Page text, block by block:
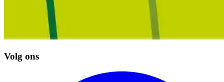
Volg ons